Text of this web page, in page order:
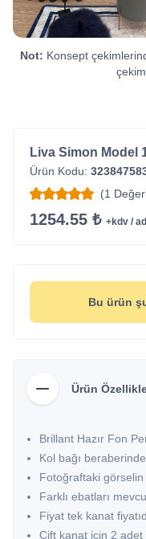
Not: Konsept
Liva Simon Model
Ürün Kodu:
(1
1254.55 ₺ +kdv /
Bu ürün
Ürün
Brillant Hazır Fon
Kol bağı
Fotoğraftaki
Farklı ebatları
Fiyat tek kanat
Çift kanat için 2